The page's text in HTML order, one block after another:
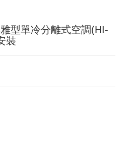
型單冷分離式空調(HI-
裝